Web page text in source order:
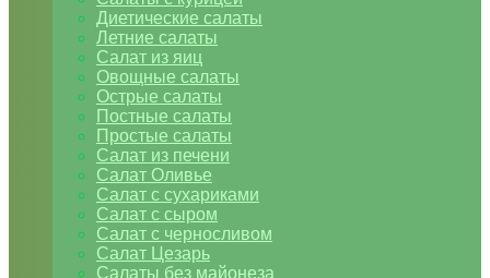
Диетические салаты
Летние салаты
Салат из яиц
Овощные салаты
Острые салаты
Постные салаты
Простые салаты
Салат из печени
Салат Оливье
Салат с сухариками
Салат с сыром
Салат с черносливом
Салат Цезарь
Салаты без майонеза